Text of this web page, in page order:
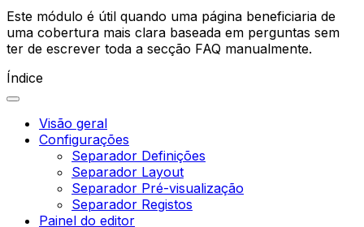
Este módulo é útil quando uma página beneficiaria de
uma cobertura mais clara baseada em perguntas sem
ter de escrever toda a secção FAQ manualmente.
Índice
Visão geral
Configurações
Separador Definições
Separador Layout
Separador Pré-visualização
Separador Registos
Painel do editor